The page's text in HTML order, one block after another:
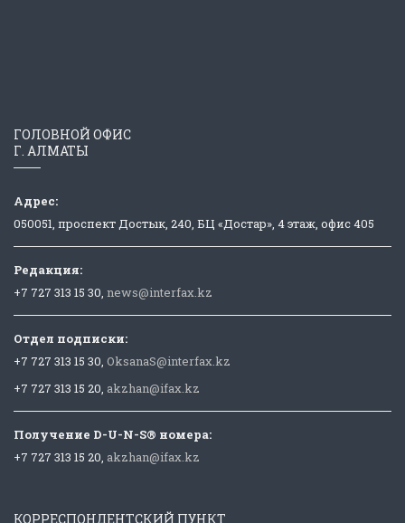
ГОЛОВНОЙ ОФИС
Г. АЛМАТЫ
Адрес:
050051, проспект Достык, 240, БЦ «Достар», 4 этаж, офис 405
Редакция:
+7 727 313 15 30, news@interfax.kz
Отдел подписки:
+7 727 313 15 30, OksanaS@interfax.kz
+7 727 313 15 20, akzhan@ifax.kz
Получение D-U-N-S® номера:
+7 727 313 15 20, akzhan@ifax.kz
КОРРЕСПОНДЕНТСКИЙ ПУНКТ